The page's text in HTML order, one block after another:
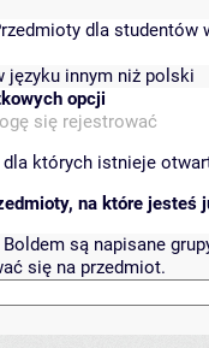
dla studentów
języku innym niż polski
opcji
się rejestrować
których istnieje
na które jesteś
Boldem są napisane
się na przedmiot.